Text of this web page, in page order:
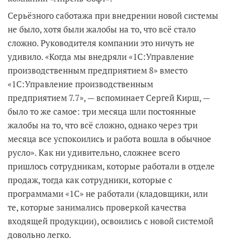
Серьёзного саботажа при внедрении новой системы
не было, хотя были жалобы на то, что всё стало
сложно. Руководителя компании это ничуть не
удивило. «Когда мы внедряли «1С:Управление
производственным предприятием 8» вместо
«1С:Управление производственным
предприятием 7.7», — вспоминает Сергей Кирш, —
было то же самое: три месяца шли постоянные
жалобы на то, что всё сложно, однако через три
месяца все успокоились и работа вошла в обычное
русло». Как ни удивительно, сложнее всего
пришлось сотрудникам, которые работали в отделе
продаж, тогда как сотрудники, которые с
программами «1С» не работали (кладовщики, или
те, которые занимались проверкой качества
входящей продукции), освоились с новой системой
довольно легко.